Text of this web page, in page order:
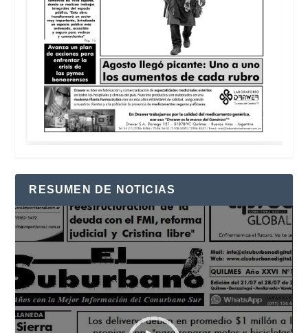
RESUMEN DE NOTICIAS
Reproductor
de
vídeo